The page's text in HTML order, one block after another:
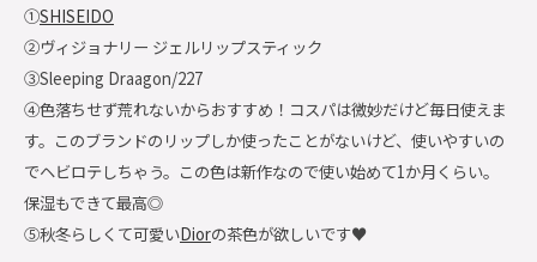
①SHISEIDO
②ヴィジョナリー ジェルリップスティック
③Sleeping Draagon/227
④色落ちせず荒れないからおすすめ！コスパは微妙だけど毎日使えま
す。このブランドのリップしか使ったことがないけど、使いやすいの
でヘビロテしちゃう。この色は新作なので使い始めて1か月くらい。
保湿もできて最高◎
⑤秋冬らしくて可愛いDiorの茶色が欲しいです♥